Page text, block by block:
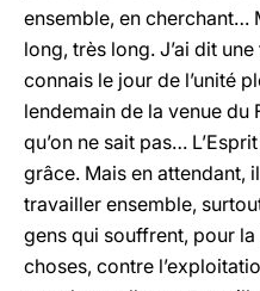
ensemble, en cherchant…
long, très long. J’ai dit
connais le jour de l’unité
lendemain de la venue du
qu’on ne sait pas…
grâce. Mais en attendant,
travailler ensemble,
gens qui souffrent, pour
choses, contre